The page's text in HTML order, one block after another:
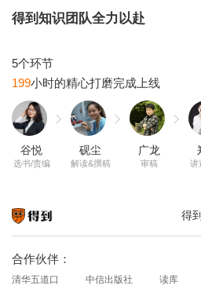
得到知识团队全力以赴
199
谷悦
选书/责编
砚尘
解读&撰稿
广龙
审稿 讲
得
合作伙伴：
清华五道口 中信出版社 读库